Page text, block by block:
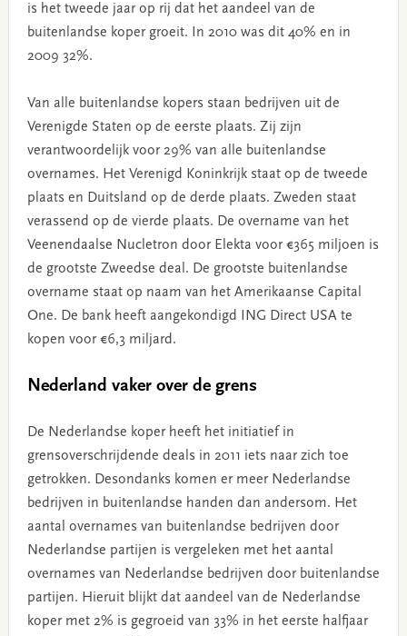
is het tweede jaar op rij dat het aandeel van de
buitenlandse koper groeit. In 2010 was dit 40% en in
2009 32%.
Van alle buitenlandse kopers staan bedrijven uit de
Verenigde Staten op de eerste plaats. Zij zijn
verantwoordelijk voor 29% van alle buitenlandse
overnames. Het Verenigd Koninkrijk staat op de tweede
plaats en Duitsland op de derde plaats. Zweden staat
verassend op de vierde plaats. De overname van het
Veenendaalse Nucletron door Elekta voor €365 miljoen is
de grootste Zweedse deal. De grootste buitenlandse
overname staat op naam van het Amerikaanse Capital
One. De bank heeft aangekondigd ING Direct USA te
kopen voor €6,3 miljard.
Nederland vaker over de grens
De Nederlandse koper heeft het initiatief in
grensoverschrijdende deals in 2011 iets naar zich toe
getrokken. Desondanks komen er meer Nederlandse
bedrijven in buitenlandse handen dan andersom. Het
aantal overnames van buitenlandse bedrijven door
Nederlandse partijen is vergeleken met het aantal
overnames van Nederlandse bedrijven door buitenlandse
partijen. Hieruit blijkt dat aandeel van de Nederlandse
koper met 2% is gegroeid van 33% in het eerste halfjaar